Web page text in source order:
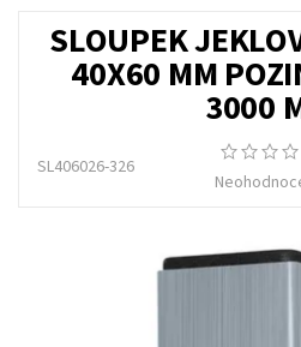
SLOUPEK
40X60 MM
3000
SL406026-326